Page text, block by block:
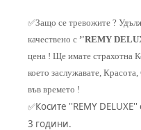
✅Защо се тревожите ?
качествено с ’'REMY
цена ! Ще имате страхотна
което заслужавате,
във времето !
✅Косите ''REMY
3 години.